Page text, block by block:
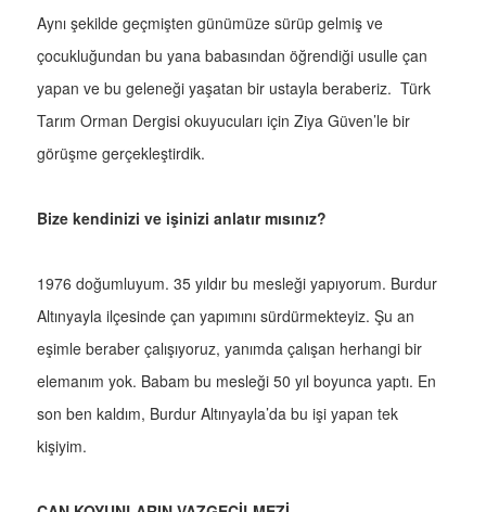
Aynı şekilde geçmişten günümüze sürüp gelmiş ve
çocukluğundan bu yana babasından öğrendiği usulle çan
yapan ve bu geleneği yaşatan bir ustayla beraberiz. Türk
Tarım Orman Dergisi okuyucuları için Ziya Güven’le bir
görüşme gerçekleştirdik.
Bize kendinizi ve işinizi anlatır mısınız?
1976 doğumluyum. 35 yıldır bu mesleği yapıyorum. Burdur
Altınyayla ilçesinde çan yapımını sürdürmekteyiz. Şu an
eşimle beraber çalışıyoruz, yanımda çalışan herhangi bir
elemanım yok. Babam bu mesleği 50 yıl boyunca yaptı. En
son ben kaldım, Burdur Altınyayla’da bu işi yapan tek
kişiyim.